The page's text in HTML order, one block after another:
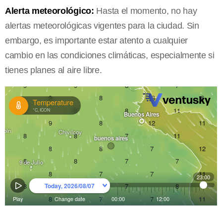
Alerta meteorológico: Hasta el momento, no hay
alertas meteorológicas vigentes para la ciudad. Sin
embargo, es importante estar atento a cualquier
cambio en las condiciones climáticas, especialmente si
tienes planes al aire libre.